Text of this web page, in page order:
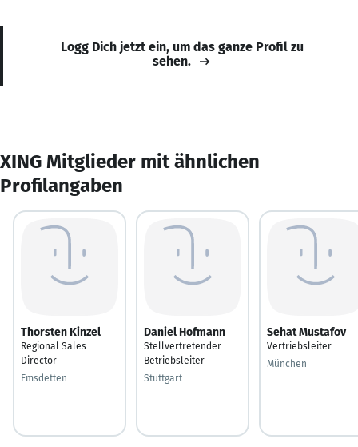
Logg Dich jetzt ein, um das ganze Profil zu
sehen.
XING Mitglieder mit ähnlichen
Profilangaben
Thorsten Kinzel
Regional Sales
Director
Emsdetten
Daniel Hofmann
Stellvertretender
Betriebsleiter
Stuttgart
Sehat Mustafov
Vertriebsleiter
München